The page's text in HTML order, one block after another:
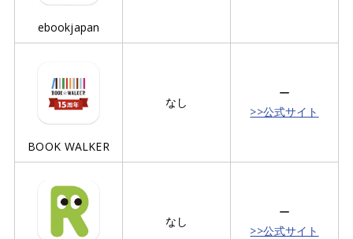
ebookjapan
BOOK WALKER
なし
ー
>>公式サイト
なし
ー
>>公式サイト